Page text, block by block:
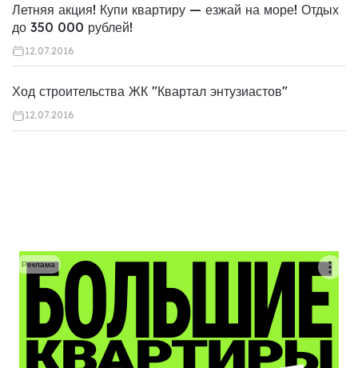
Летняя акция! Купи квартиру — езжай на море! Отдых
до 350 000 рублей!
12.07.2016
Ход строительства ЖК "Квартал энтузиастов"
12.07.2016
Реклама